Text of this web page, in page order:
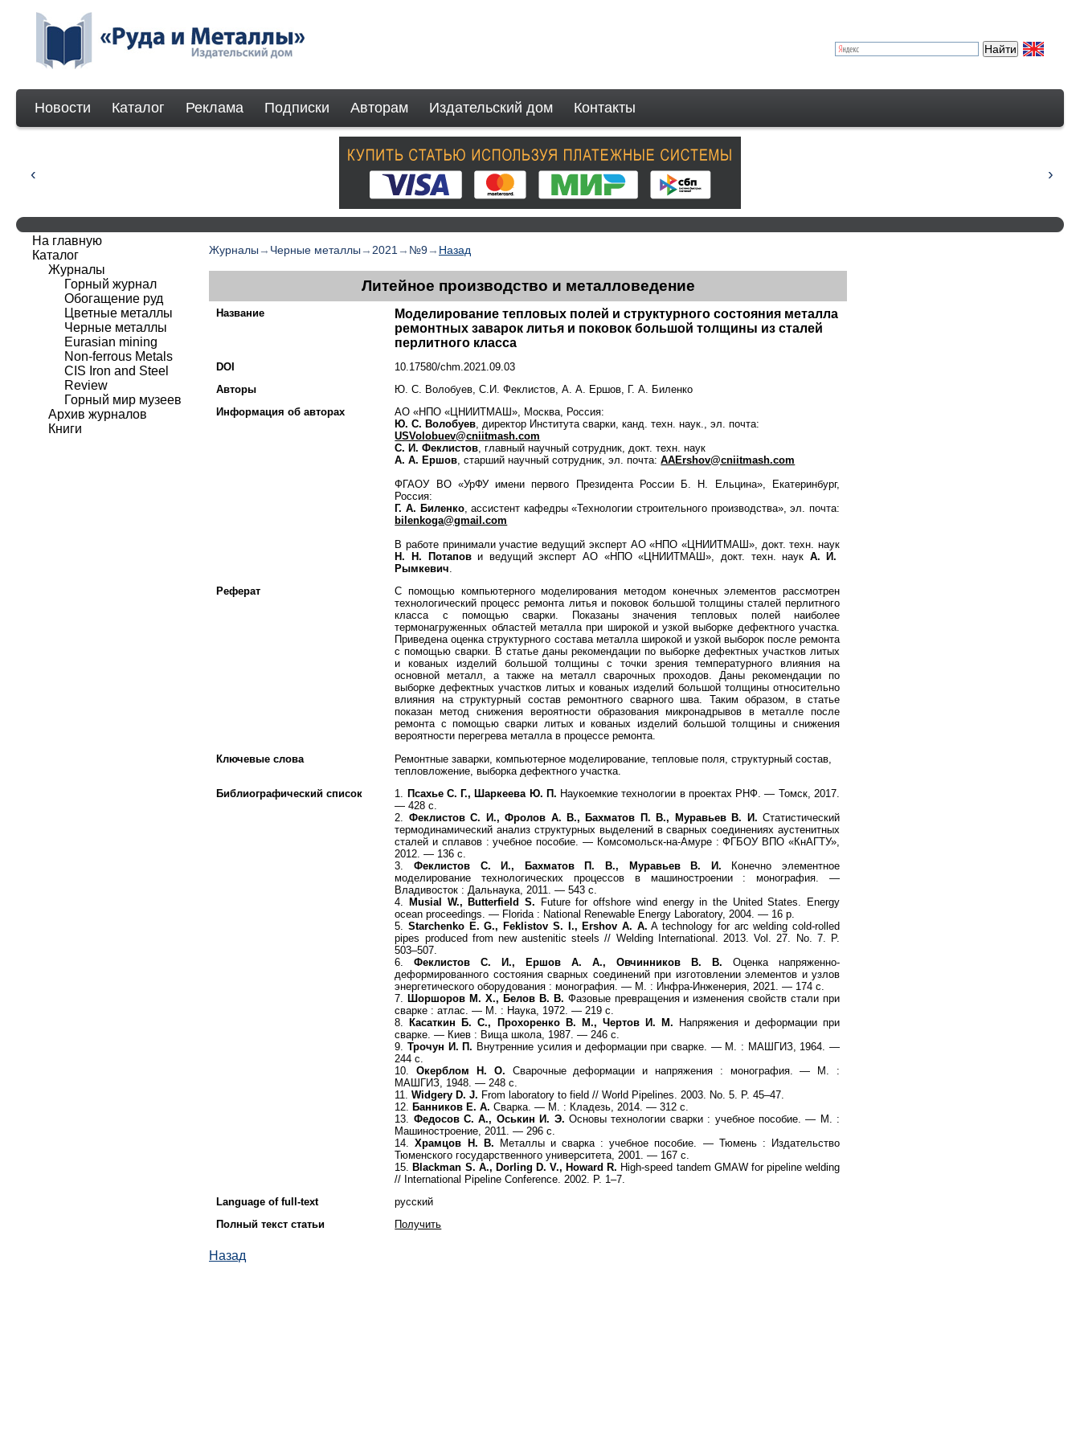
Новости Каталог Реклама Подписки Авторам Издательский дом Контакты
Журналы → Черные металлы → 2021 → №9→ Назад
Литейное производство и металловедение
Название
Моделирование тепловых полей и структурного состояния металла
ремонтных заварок литья и поковок большой толщины из сталей
перлитного класса
DOI
10.17580/chm.2021.09.03
Авторы
Ю. С. Волобуев, С.И. Феклистов, А. А. Ершов, Г. А. Биленко
Информация об авторах
АО «НПО «ЦНИИТМАШ», Москва, Россия:
Ю. С. Волобуев, директор Института сварки, канд. техн. наук., эл. почта:
USVolobuev@cniitmash.com
С. И. Феклистов, главный научный сотрудник, докт. техн. наук
А. А. Ершов, старший научный сотрудник, эл. почта:AAErshov@cniitmash.com
ФГАОУ ВО «УрФУ имени первого Президента России Б. Н. Ельцина», Екатеринбург,
Россия:
Г. А. Биленко, ассистент кафедры «Технологии строительного производства», эл. почта:
bilenkoga@gmail.com
В работе принимали участие ведущий эксперт АО «НПО «ЦНИИТМАШ», докт. техн. наук
Н. Н. Потапови ведущий эксперт АО «НПО «ЦНИИТМАШ», докт. техн. наук А. И.
Рымкевич.
Реферат
С помощью компьютерного моделирования методом конечных элементов рассмотрен
технологический процесс ремонта литья и поковок большой толщины сталей перлитного
класса с помощью сварки. Показаны значения тепловых полей наиболее
термонагруженных областей металла при широкой и узкой выборке дефектного участка.
Приведена оценка структурного состава металла широкой и узкой выборок после ремонта
с помощью сварки. В статье даны рекомендации по выборке дефектных участков литых
и кованых изделий большой толщины с точки зрения температурного влияния на
основной металл, а также на металл сварочных проходов. Даны рекомендации по
выборке дефектных участков литых и кованых изделий большой толщины относительно
влияния на структурный состав ремонтного сварного шва. Таким образом, в статье
показан метод снижения вероятности образования микронадрывов в металле после
ремонта с помощью сварки литых и кованых изделий большой толщины и снижения
вероятности перегрева металла в процессе ремонта.
Ключевые слова
Ремонтные заварки, компьютерное моделирование, тепловые поля, структурный состав,
тепловложение, выборка дефектного участка.
Библиографический список
1. Псахье С. Г., Шаркеева Ю. П. Наукоемкие технологии в проектах РНФ. — Томск, 2017.
— 428 с.
2. Феклистов С. И., Фролов А. В., Бахматов П. В., Муравьев В. И. Статистический
термодинамический анализ структурных выделений в сварных соединениях аустенитных
сталей и сплавов : учебное пособие. — Комсомольск-на-Амуре : ФГБОУ ВПО «КнАГТУ»,
2012. — 136 с.
3. Феклистов С. И., Бахматов П. В., Муравьев В. И. Конечно элементное
моделирование технологических процессов в машиностроении : монография. —
Владивосток : Дальнаука, 2011. — 543 с.
4.Musial W., Butterfield S. Future for offshore wind energy in the United States. Energy
ocean proceedings. — Florida : National Renewable Energy Laboratory, 2004. — 16 p.
5.Starchenko E. G., Feklistov S. I., Ershov A. A. A technology for arc welding cold-rolled
pipes produced from new austenitic steels // Welding International. 2013. Vol. 27. No. 7. P.
503–507.
6.Феклистов С. И., Ершов А. А., Овчинников В. В. Оценка напряженно-
деформированного состояния сварных соединений при изготовлении элементов и узлов
энергетического оборудования : монография. — М. : Инфра-Инженерия, 2021. — 174 с.
7.Шоршоров М. Х., Белов В. В. Фазовые превращения и изменения свойств стали при
сварке : атлас. — М. : Наука, 1972. — 219 с.
8.Касаткин Б. С., Прохоренко В. М., Чертов И. М. Напряжения и деформации при
сварке. — Киев : Вища школа, 1987. — 246 с.
9. Трочун И. П. Внутренние усилия и деформации при сварке. — М. : МАШГИЗ, 1964. —
244 с.
10.Окерблом Н. О. Сварочные деформации и напряжения : монография. — М. :
МАШГИЗ, 1948. — 248 с.
11.Widgery D. J. From laboratory to field // World Pipelines. 2003. No. 5. P. 45–47.
12.Банников Е. А. Сварка. — М. : Кладезь, 2014. — 312 с.
13. Федосов С. А., Оськин И. Э. Основы технологии сварки : учебное пособие. — М. :
Машиностроение, 2011. — 296 с.
14.
Храмцов Н. В. Металлы и сварка : учебное пособие. — Тюмень : Издательство
Тюменского государственного университета, 2001. — 167 с.
15.Blackman S. A., Dorling D. V., Howard R. High-speed tandem GMAW for pipeline welding
// International Pipeline Conference. 2002. P. 1–7.
Language of full-text
русский
Полный текст статьи
Получить
Назад
На главную
Каталог
Журналы
Горный журнал
Обогащение руд
Цветные металлы
Черные металлы
Eurasian mining
Non-ferrous Мetals
CIS Iron and Steel
Review
Горный мир музеев
Архив журналов
Книги